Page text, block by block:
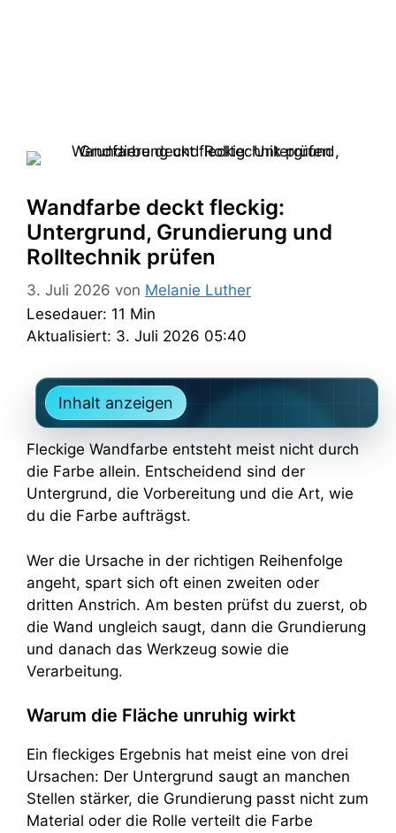
Wandfarbe deckt fleckig:
Untergrund, Grundierung und
Rolltechnik prüfen
3. Juli 2026 von Melanie Luther
Lesedauer: 11 Min
Aktualisiert: 3. Juli 2026 05:40
Inhalt anzeigen
Fleckige Wandfarbe entsteht meist nicht durch
die Farbe allein. Entscheidend sind der
Untergrund, die Vorbereitung und die Art, wie
du die Farbe aufträgst.
Wer die Ursache in der richtigen Reihenfolge
angeht, spart sich oft einen zweiten oder
dritten Anstrich. Am besten prüfst du zuerst, ob
die Wand ungleich saugt, dann die Grundierung
und danach das Werkzeug sowie die
Verarbeitung.
Warum die Fläche unruhig wirkt
Ein fleckiges Ergebnis hat meist eine von drei
Ursachen: Der Untergrund saugt an manchen
Stellen stärker, die Grundierung passt nicht zum
Material oder die Rolle verteilt die Farbe